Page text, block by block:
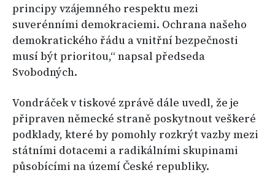
principy vzájemného respektu mezi
suverénními demokraciemi. Ochrana našeho
demokratického řádu a vnitřní bezpečnosti
musí být prioritou,“ napsal předseda
Svobodných.
​Vondráček v tiskové zprávě dále uvedl, že je
připraven německé straně poskytnout veškeré
podklady, které by pomohly rozkrýt vazby mezi
státními dotacemi a radikálními skupinami
působícími na území České republiky.